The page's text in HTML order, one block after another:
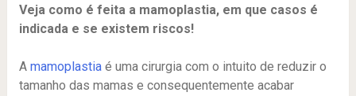
Veja como é feita a mamoplastia, em que casos é
indicada e se existem riscos!
A mamoplastiaé uma cirurgia com o intuito de reduzir o
tamanho das mamas e consequentemente acabar